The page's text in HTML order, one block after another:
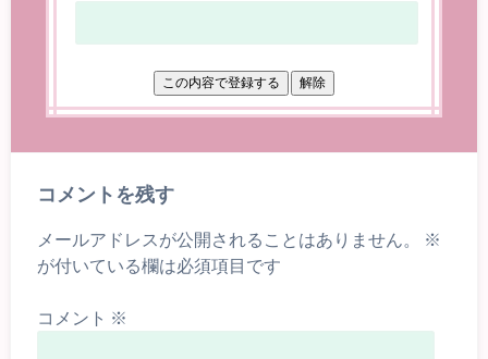
コメントを残す
メールアドレスが公開されることはありません。
※
が付いている欄は必須項目です
コメント ※